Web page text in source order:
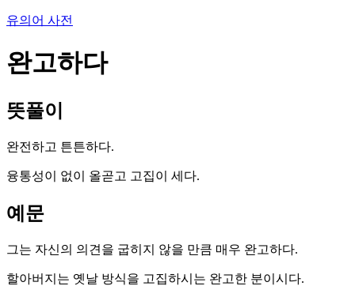
유의어 사전
완고하다
뜻풀이
완전하고 튼튼하다.
융통성이 없이 올곧고 고집이 세다.
예문
그는 자신의 의견을 굽히지 않을 만큼 매우 완고하다.
할아버지는 옛날 방식을 고집하시는 완고한 분이시다.